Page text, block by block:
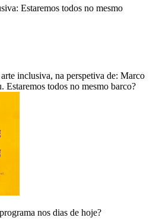
Estaremos todos no mesmo
inclusiva, na perspetiva de: Marco
Estaremos todos no mesmo barco?
nos dias de hoje?